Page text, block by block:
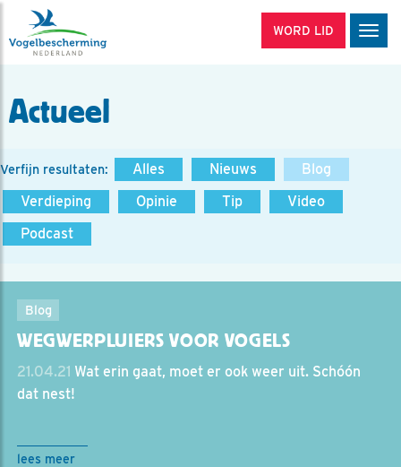
WORD LID
Actueel
Verfijn resultaten: Alles Nieuws
Blog
Verdieping
Opinie Tip
Video
Podcast
Blog
WEGWERPLUIERS VOOR VOGELS
21.04.21 Wat erin gaat, moet er ook weer uit. Schóón
dat nest!
lees meer